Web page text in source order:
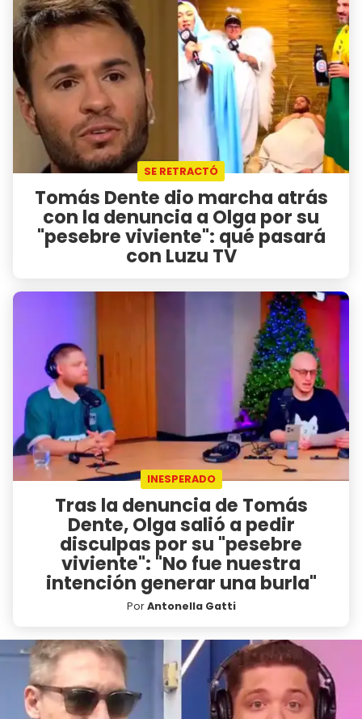
SE RETRACTÓ
Tomás Dente dio marcha atrás
con la denuncia a Olga por su
"pesebre viviente": qué pasará
con Luzu TV
INESPERADO
Tras la denuncia de Tomás
Dente, Olga salió a pedir
disculpas por su "pesebre
viviente": "No fue nuestra
intención generar una burla"
PorAntonella Gatti